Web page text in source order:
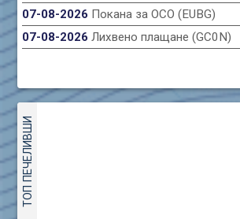
07-08-2026 Покана за ОСО (EUBG)
07-08-2026Лихвено плащане (GC0N)
ТОП ПЕЧЕЛИВШИ